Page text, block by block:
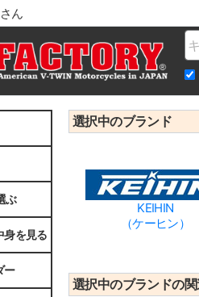
ん
ぶ
身を見る
ー
選択中のブランド
KEIHIN
（ケーヒン）
選択中のブランドの